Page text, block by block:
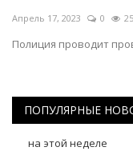
Апрель 17, 2023 0
Полиция проводит
ПОПУЛЯРНЫЕ
на этой неделе